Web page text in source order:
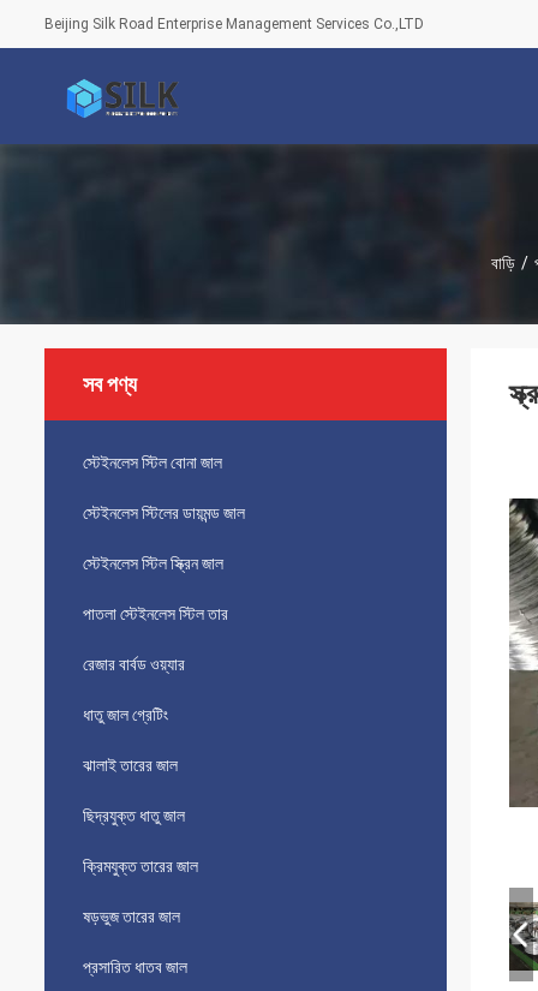
Beijing Silk Road Enterprise Management Services Co.,LTD
বাড়ি /
সব পণ্য
স্টেইনলেস স্টিল বোনা জাল
স্টেইনলেস স্টিলের ডায়মন্ড জাল
স্টেইনলেস স্টিল স্ক্রিন জাল
পাতলা স্টেইনলেস স্টিল তার
রেজার বার্বড ওয়্যার
ধাতু জাল গ্রেটিং
ঝালাই তারের জাল
ছিদ্রযুক্ত ধাতু জাল
ক্রিমযুক্ত তারের জাল
ষড়ভুজ তারের জাল
প্রসারিত ধাতব জাল